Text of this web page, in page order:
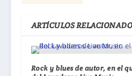
ARTÍCULOS
Rock y blues de autor, en el